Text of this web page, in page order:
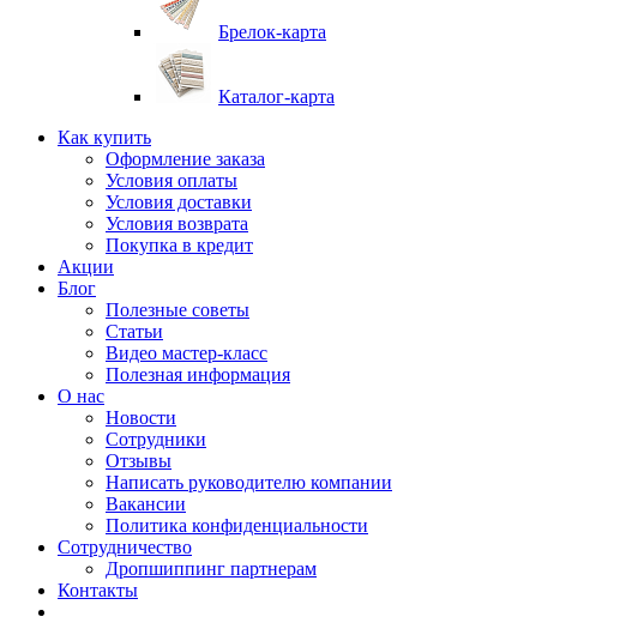
Брелок-карта
Каталог-карта
Как купить
Оформление заказа
Условия оплаты
Условия доставки
Условия возврата
Покупка в кредит
Акции
Блог
Полезные советы
Статьи
Видео мастер-класс
Полезная информация
О нас
Новости
Сотрудники
Отзывы
Написать руководителю компании
Вакансии
Политика конфиденциальности
Сотрудничество
Дропшиппинг партнерам
Контакты